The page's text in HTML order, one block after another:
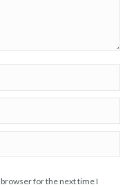
for the next time I